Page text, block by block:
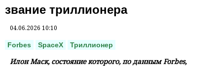
звание триллионера
04.06.2026 10:10
Forbes SpaceX Триллионер
Илон Маск, состояние которого, по данным Forbes,